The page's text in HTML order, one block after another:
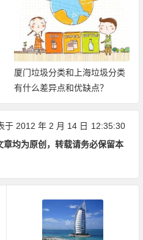
厦门垃圾分类和上海垃圾分类
有什么差异点和优缺点？
于 2012 年 2 月 14 日 12:35:30
章均为原创，转载请务必保留本